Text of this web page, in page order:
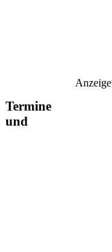
Anzeige
Termine
und